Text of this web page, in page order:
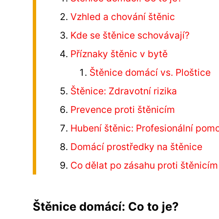
Vzhled a chování štěnic
Kde se štěnice schovávají?
Příznaky štěnic v bytě
Štěnice domácí vs. Ploštice
Štěnice: Zdravotní rizika
Prevence proti štěnicím
Hubení štěnic: Profesionální
Domácí prostředky na štěnice
Co dělat po zásahu proti štěnicím
Štěnice domácí: Co to je?